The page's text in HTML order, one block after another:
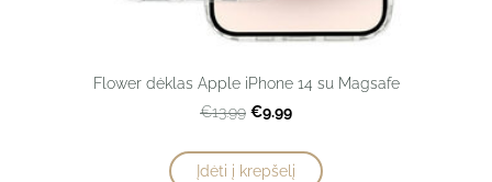
Flower dėklas Apple iPhone 14 su Magsafe
€13.99 €9.99
Įdėti į krepšelį